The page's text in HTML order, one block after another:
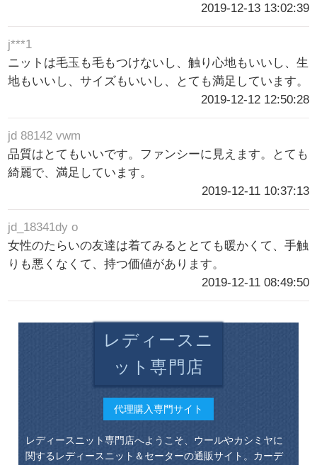
2019-12-13 13:02:39
j***1
ニットは毛玉も毛もつけないし、触り心地もいいし、生
地もいいし、サイズもいいし、とても満足しています。
2019-12-12 12:50:28
jd 88142 vwm
品質はとてもいいです。ファンシーに見えます。とても
綺麗で、満足しています。
2019-12-11 10:37:13
jd_18341dy o
女性のたらいの友達は着てみるととても暖かくて、手触
りも悪くなくて、持つ価値があります。
2019-12-11 08:49:50
レディースニ
ット専門店
代理購入専門サイト
レディースニット専門店へようこそ、ウールやカシミヤに
関するレディースニット＆セーターの通販サイト。カーデ